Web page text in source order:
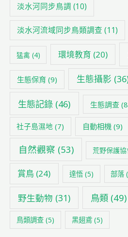
淡水河同步鳥調 (10)
淡水河流域同步鳥類調查 (11)
猛禽 (4) 環境教育 (20)
生態保育(9) 生態攝影
生態記錄 (46) 生態調查
社子島濕地 (7) 自動相機(9)
自然觀察 (53) 荒野保護
賞鳥 (24) 達悟(5) 部落
野生動物 (31) 鳥類 (49)
鳥類調查(5) 黑翅鳶(5)